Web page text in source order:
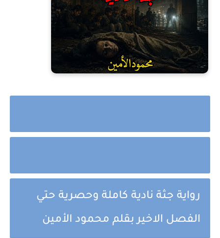
رواية جثة نادية كاملة وحصرية حتي
الفصل الاخير بقلم محمود الأمين